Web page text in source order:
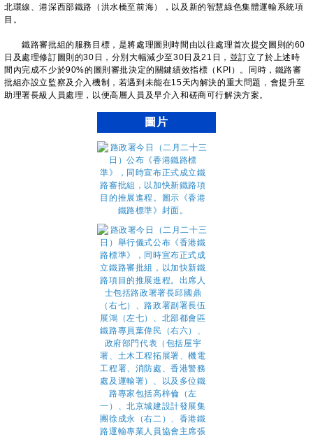
北環線、港深西部鐵路（洪水橋至前海），以及新的智慧綠色集體運輸系統項
目。
鐵路審批組的服務目標，是將處理圖則時間由以往處理首次提交圖則的60
日及處理修訂圖則的30日，分別大幅減少至30日及21日，並訂立了於上述時
間內完成不少於90%的圖則審批決定的關鍵績效指標（KPI）。同時，鐵路審
批組亦設立監察及介入機制，若遇到未能在15天內解決的重大問題，會提升至
助理署長級人員處理，以便高層人員及早介入和磋商可行解決方案。
圖片